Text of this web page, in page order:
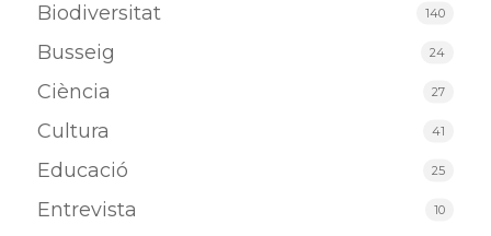
Biodiversitat 140
Busseig 24
Ciència 27
Cultura 41
Educació 25
Entrevista 10